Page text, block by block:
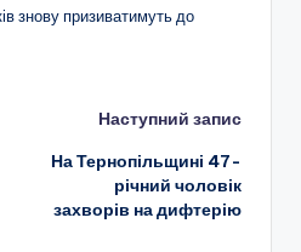
знову призиватимуть до
Наступний запис
На Тернопільщині 47-
річний чоловік
захворів на дифтерію